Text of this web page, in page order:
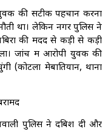
की सटीक पहचान करना
था। लेकिन नगर पुलिस ने
की मदद से कड़ी से कड़ी
जांच में आरोपी युवक की
(कोटला मेबातियान, थाना
पुलिस ने दबिश दी और